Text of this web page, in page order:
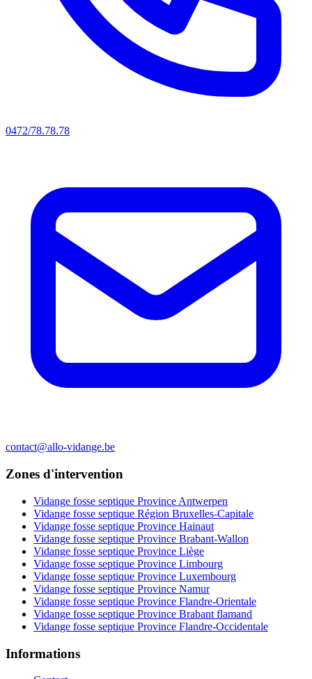
0472/78.78.78
contact@allo-vidange.be
Zones d'intervention
Vidange fosse septique Province Antwerpen
Vidange fosse septique Région Bruxelles-Capitale
Vidange fosse septique Province Hainaut
Vidange fosse septique Province Brabant-Wallon
Vidange fosse septique Province Liège
Vidange fosse septique Province Limbourg
Vidange fosse septique Province Luxembourg
Vidange fosse septique Province Namur
Vidange fosse septique Province Flandre-Orientale
Vidange fosse septique Province Brabant flamand
Vidange fosse septique Province Flandre-Occidentale
Informations